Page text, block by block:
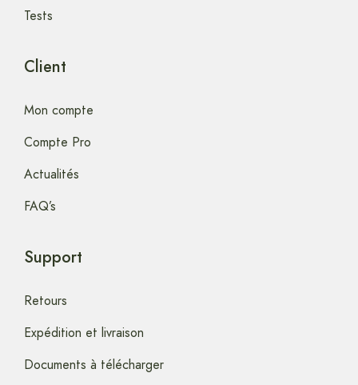
Tests
Client
Mon compte
Compte Pro
Actualités
FAQ’s
Support
Retours
Expédition et livraison
Documents à télécharger